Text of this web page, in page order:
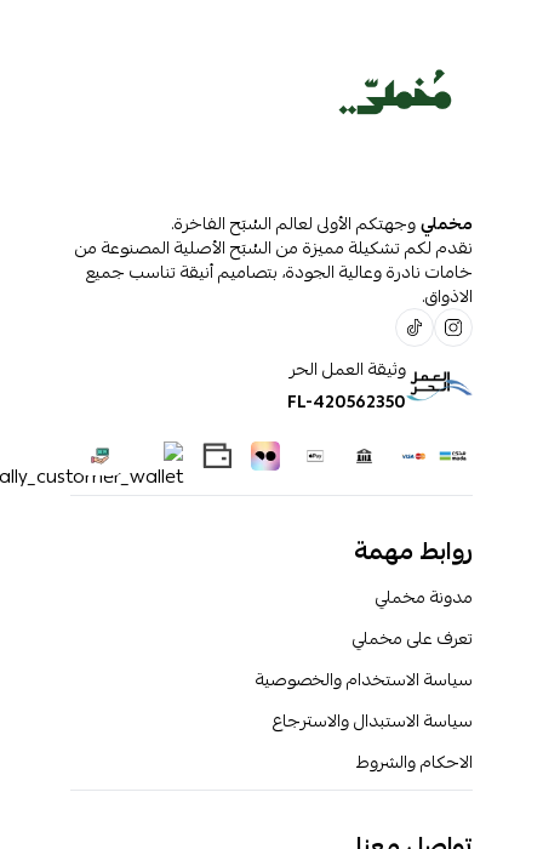
مخمليوجهتكم الأولى لعالم السُبَح الفاخرة.
نقدم لكم تشكيلة مميزة من السُبَح الأصلية المصنوعة من
خامات نادرة وعالية الجودة، بتصاميم أنيقة تناسب جميع
الاذواق.
وثيقة العمل الحر
FL-420562350
روابط مهمة
مدونة مخملي
تعرف على مخملي
سياسة الاستخدام والخصوصية
سياسة الاستبدال والاسترجاع
الاحكام والشروط